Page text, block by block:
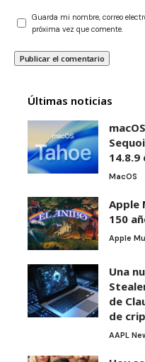
Guarda mi nombre, correo
próxima vez que comente.
Últimas noticias
MacOS
Apple
150
Apple
Una
de
de
AAPL